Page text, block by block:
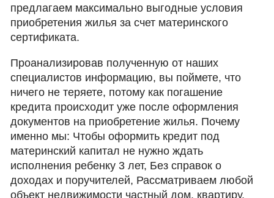
предлагаем максимально выгодные условия
приобретения жилья за счет материнского
сертификата.
Проанализировав полученную от наших
специалистов информацию, вы поймете, что
ничего не теряете, потому как погашение
кредита происходит уже после оформления
документов на приобретение жилья. Почему
именно мы: Чтобы оформить кредит под
материнский капитал не нужно ждать
исполнения ребенку 3 лет, Без справок о
доходах и поручителей, Рассматриваем любой
объект недвижимости частный дом, квартиру,